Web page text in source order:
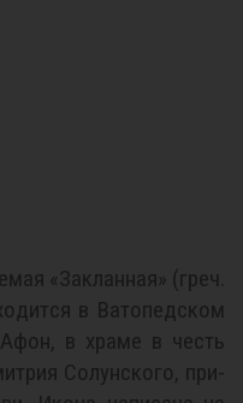
«За­клан­ная» (греч.
в Ва­то­пед­ском
в хра­ме в честь
Со­лун­ско­го, при­